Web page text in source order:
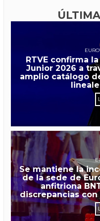
RTVE confirma
Junior 2026 a
amplio catálogo
Se mantiene la
de la sede de
anfitriona
discrepancias